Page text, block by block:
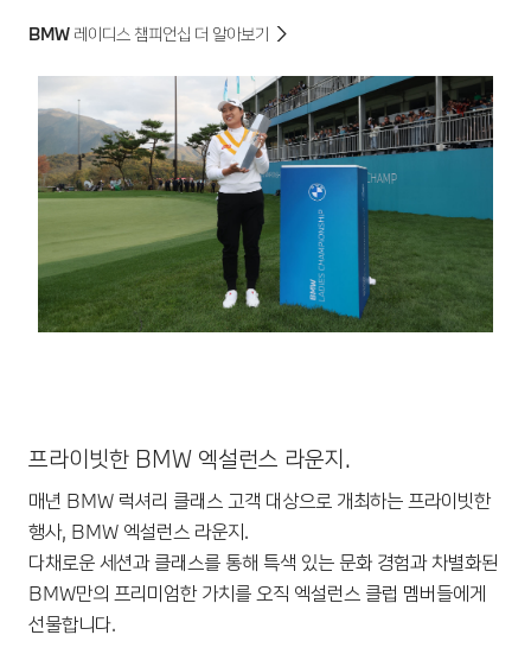
BMW 레이디스 챔피언십 더 알아보기
프라이빗한 BMW 엑설런스 라운지.
매년 BMW 럭셔리 클래스 고객 대상으로 개최하는 프라이빗한
행사, BMW 엑설런스 라운지.
다채로운 세션과 클래스를 통해 특색 있는 문화 경험과 차별화된
BMW만의 프리미엄한 가치를 오직 엑설런스 클럽 멤버들에게
선물합니다.